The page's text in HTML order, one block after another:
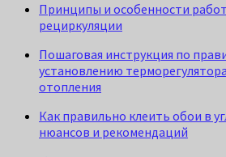
Принципы и особенности
рециркуляции
Пошаговая инструкция по
установлению
отопления
Как правильно клеить обои в
нюансов и рекомендаций